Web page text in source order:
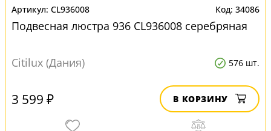
CL936008 34086
Подвесная люстра 936 CL936008 серебряная
Citilux (Дания) 576 шт.
3 599 ₽ В КОРЗИНУ